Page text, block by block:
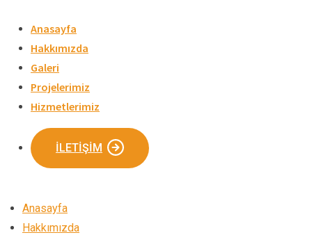
content
Anasayfa
Hakkımızda
Galeri
Projelerimiz
Hizmetlerimiz
İLETIŞIM
Anasayfa
Hakkımızda